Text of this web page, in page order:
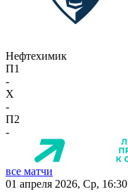
Нефтехимик
П1
-
X
-
П2
-
все матчи
01 апреля 2026, Ср, 16:30